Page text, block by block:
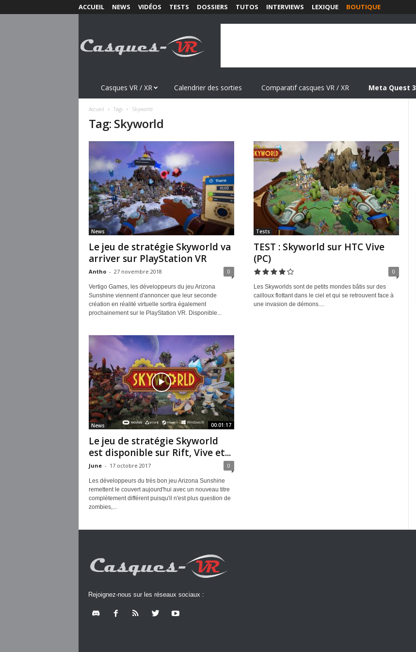
ACCUEIL NEWS VIDÉOS TESTS DOSSIERS TUTOS INTERVIEWS LEXIQUE BOUTIQUE
s
Casques VR / XR Calendrier des sorties Comparatif casques VR / XR Meta Quest 3
Accueil Tags Skyworld
Tag: Skyworld
News
Le jeu de stratégie Skyworld va
arriver sur PlayStation VR
Antho - 27 novembre 2018 0
Vertigo Games, les développeurs du jeu Arizona
Sunshine viennent d'annoncer que leur seconde
création en réalité virtuelle sortira également
prochainement sur le PlayStation VR. Disponible...
Tests
TEST : Skyworld sur HTC Vive
(PC)
0
Les Skyworlds sont de petits mondes bâtis sur des
cailloux flottant dans le ciel et qui se retrouvent face à
une invasion de démons....
00:01:17
News
Le jeu de stratégie Skyworld
est disponible sur Rift, Vive et...
June - 17 octobre 2017 0
Les développeurs du très bon jeu Arizona Sunshine
remettent le couvert aujourd'hui avec un nouveau titre
complètement différent puisqu'il n'est plus question de
zombies,...
Rejoignez-nous sur les réseaux sociaux :